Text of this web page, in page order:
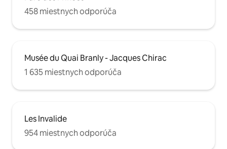
458 miestnych odporúča
Musée du Quai Branly - Jacques Chirac
1 635 miestnych odporúča
Les Invalide
954 miestnych odporúča